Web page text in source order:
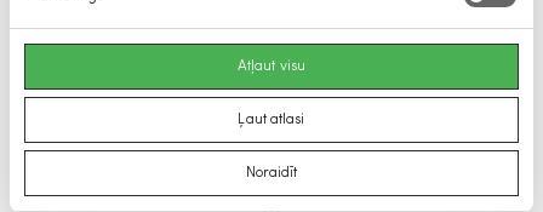
Atļaut visu
Ļaut atlasi
Noraidīt